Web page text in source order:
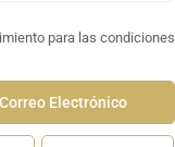
para las condiciones